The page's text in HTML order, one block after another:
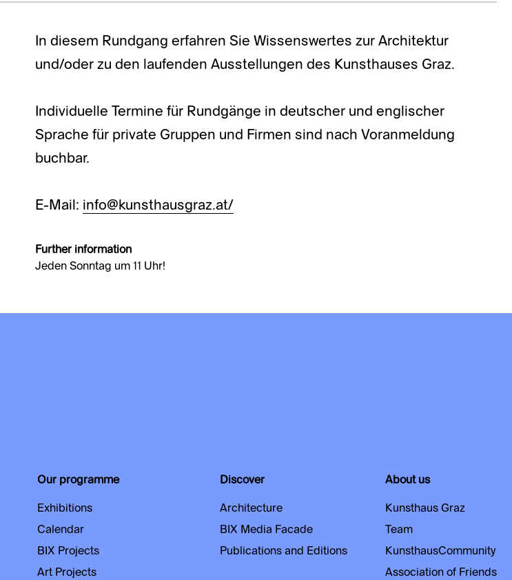
In diesem Rundgang erfahren Sie Wissenswertes zur Architektur
und/oder zu den laufenden Ausstellungen des Kunsthauses Graz.
Individuelle Termine für Rundgänge in deutscher und englischer
Sprache für private Gruppen und Firmen sind nach Voranmeldung
buchbar.
E-Mail: info@kunsthausgraz.at/
Further information
Jeden Sonntag um 11 Uhr!
Our programme
Exhibitions
Calendar
BIX Projects
Art Projects
Discover
Architecture
BIX Media Facade
Publications and Editions
About us
Kunsthaus Graz
Team
KunsthausCommunity
Association of Friends